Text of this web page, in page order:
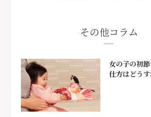
その他コラム
女の子の初
仕方はどう